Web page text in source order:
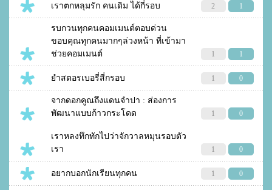
เราตกหลุมรัก คนเดิม ได้กี่รอบ 2 1
รบกวนทุกคนคอมเมนต์ตอบด่วน
ขอบคุณทุกคนมากๆล่วงหน้า ที่เข้ามา
ช่วยคอมเมนต์
1 1
ยำสตอรเบอรี่สี่กรอบ 1 0
จากดอกคูณถึงแดนจำปา : ส่องการ
พัฒนาแบบก้าวกระโดด
1 0
เราหลงทึกทักไปว่าจักวาลหมุนรอบตัว
เรา
1 0
อยากบอกนักเรียนทุกคน 1 0